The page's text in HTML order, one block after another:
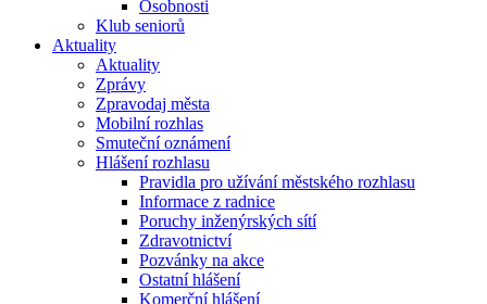
Osobnosti
Klub seniorů
Aktuality
Aktuality
Zprávy
Zpravodaj města
Mobilní rozhlas
Smuteční oznámení
Hlášení rozhlasu
Pravidla pro užívání městského rozhlasu
Informace z radnice
Poruchy inženýrských sítí
Zdravotnictví
Pozvánky na akce
Ostatní hlášení
Komerční hlášení